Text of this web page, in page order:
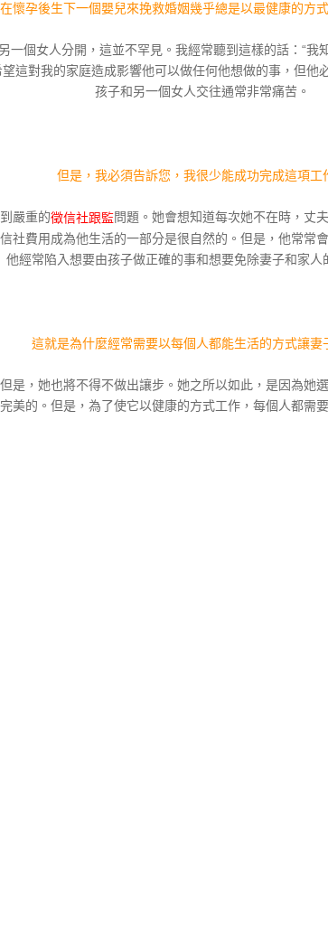
懷孕後生下一個嬰兒來挽救婚姻幾乎總是以最健康的方
一個女人分開，這並不罕見。我經常聽到這樣的話：“
這對我的家庭造成影響他可以做任何他想做的事，但他
孩子和另一個女人交往通常非常痛苦。
但是，我必須告訴您，我很少能成功完成這項工
嚴重的徵信社跟監問題。她會想知道每次她不在時，丈
社費用成為他生活的一部分是很自然的。但是，他常常
他經常陷入想要由孩子做正確的事和想要免除妻子和家人
這就是為什麼經常需要以每個人都能生活的方式讓妻
是，她也將不得不做出讓步。她之所以如此，是因為她
美的。但是，為了使它以健康的方式工作，每個人都需